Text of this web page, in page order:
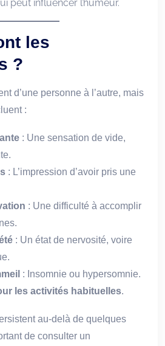
peut influencer l’humeur.
les
?
d’une personne à l’autre, mais
:
: Une sensation de vide,
: L’impression d’avoir pris une
: Une difficulté à accomplir
: Un état de nervosité, voire
: Insomnie ou hypersomnie.
les activités habituelles.
au-delà de quelques
de consulter un